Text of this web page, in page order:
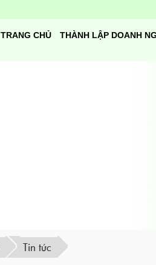
TRANG CHỦ THÀNH LẬP DOANH
Tin tức